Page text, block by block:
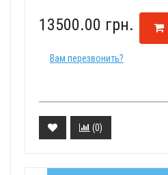
13500.00 грн.
Вам перезвонить?
(0)